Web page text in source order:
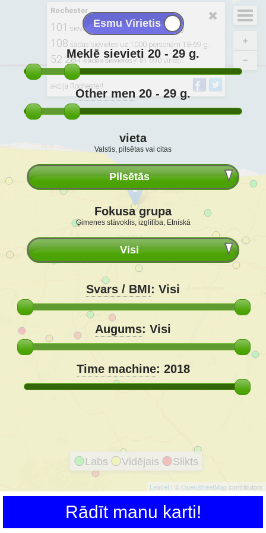
Rochester
101 sievietēm uz 100 vīriešiem. 20-29 g..
108 šādas sievietes uz 1000 personām 18-69 g..
52 281šādas sievietes / 51 690 vīrieši.
akcija Rochester!
Labs Vidējais Slikts
Leaflet | © OpenStreetMapcontributors
Meklē sievieti 20 - 29 g.
Other men 20 - 29g.
vieta
Valstis, pilsētas vai citas
Pilsētās
Fokusa grupa
Ģimenes stāvoklis, izglītība, Etniskā
Visi
Svars / BMI: Visi
Augums: Visi
Time machine: 2018
Rādīt manu karti!